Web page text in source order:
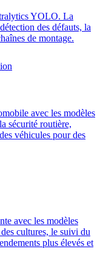
YOLO. La
des défauts, la
de montage.
avec les modèles
sécurité routière,
véhicules pour des
avec les modèles
cultures, le suivi du
plus élevés et